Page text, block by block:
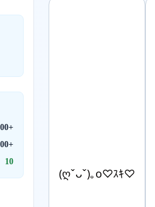
10
(ღˇᴗˇ)｡o♡ｽｷ♡